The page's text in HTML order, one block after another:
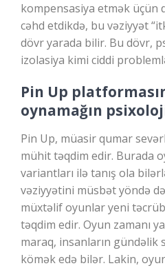
kompensasiya etmək üçün
cəhd etdikdə, bu vəziyyət
dövr yarada bilir. Bu dövr,
izolasiya kimi ciddi
Pin Up
oynamağın
Pin Up, müasir qumar
mühit təqdim edir. Burada
variantları ilə tanış ola
vəziyyətini müsbət yöndə
müxtəlif oyunlar yeni
təqdim edir. Oyun zamanı
maraq, insanların gündəlik
kömək edə bilər. Lakin,